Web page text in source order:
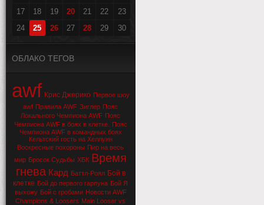
17
18 19 20 21 22
23
24
25 26 27 28 29 30
ОБЛАКО ТЕГОВ
awf Крис Джерико Первое шоу
awf Правила AWF Зиглер Пояс
Локального Чемпиона AWF Пояс
Чемпиона AWF в боях в клетке.
Пояс
Чемпиона AWF в командных боях
Кельтский гость на Хеллуин
Воскресные похороны Пир на весь
мир Бросок Судьбы ХБК Время
гнева Кард Баттл-Роял Бой в
клетке Бой до первого гарпуна Бой Я
выхожу Бой с гробами Новости AWF
Champions & Loosers Main Looser vs